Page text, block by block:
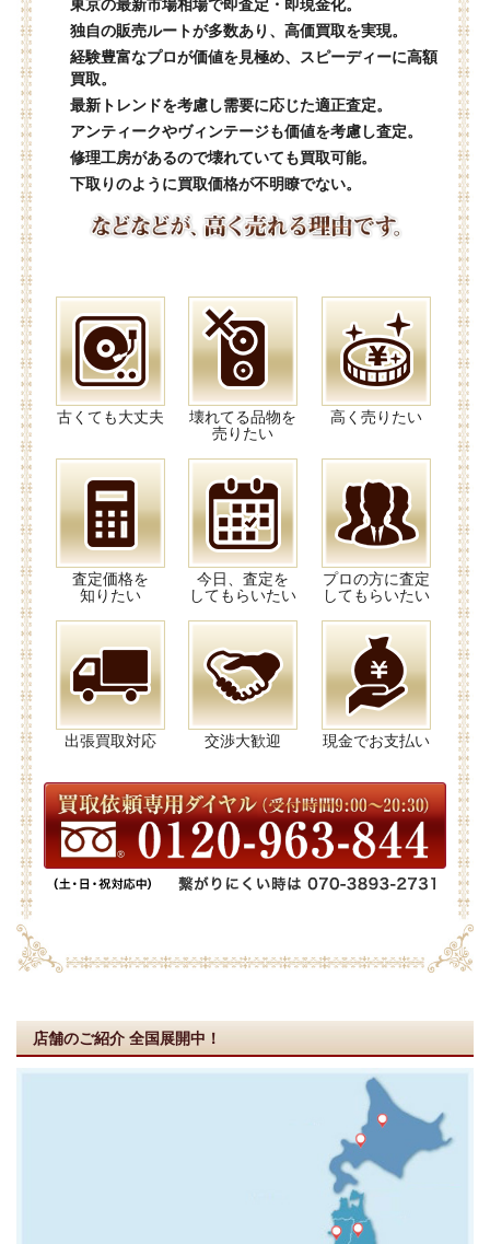
東京の最新市場相場で即査定・即現金化。
独自の販売ルートが多数あり、高価買取を実現。
経験豊富なプロが価値を見極め、スピーディーに高額
買取。
最新トレンドを考慮し需要に応じた適正査定。
アンティークやヴィンテージも価値を考慮し査定。
修理工房があるので壊れていても買取可能。
下取りのように買取価格が不明瞭でない。
古くても大丈夫
壊れてる品物を
売りたい
高く売りたい
査定価格を
知りたい
今日、査定を
してもらいたい
プロの方に査定
してもらいたい
出張買取対応 交渉大歓迎 現金でお支払い
店舗のご紹介 全国展開中！